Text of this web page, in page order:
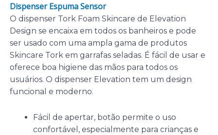
Dispenser Espuma Sensor
O dispenser Tork Foam Skincare de Elevation
Design se encaixa em todos os banheiros e pode
ser usado com uma ampla gama de produtos
Skincare Tork em garrafas seladas. É fácil de usar e
oferece boa higiene das mãos para todos os
usuários. O dispenser Elevation tem um design
funcional e moderno.
Fácil de apertar, botão permite o uso
confortável, especialmente para crianças e